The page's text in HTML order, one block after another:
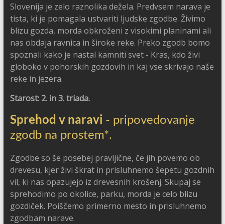
Slovenija je zelo raznolika dežela. Predvsem narava je
tista, ki je pomagala ustvariti ljudske zgodbe. Živimo
blizu gozda, morda obkroženi z visokimi planinami ali
nas obdaja ravnica in široke reke. Preko zgodb bomo
spoznali kako je nastal kamniti svet - Kras, kdo živi
globoko v pohorskih gozdovih in kaj vse skrivajo naše
reke in jezera.
Starost: 2. in 3. triada.
Sprehod v naravi - pripovedovanje
zgodb na prostem*.
Zgodbe so še posebej pravljične, če jih povemo ob
drevesu, kjer živi škrat in prisluhnemo šepetu gozdnih
vil, ki nas opazujejo iz drevesnih krošenj. Skupaj se
sprehodimo po okolice, parku, morda je celo blizu
gozdiček. Poiščemo primerno mesto in prisluhnemo
zgodbam narave.